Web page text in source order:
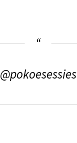
@pokoesessies